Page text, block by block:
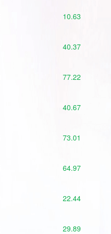
10.63
40.37
77.22
40.67
73.01
64.97
22.44
29.89